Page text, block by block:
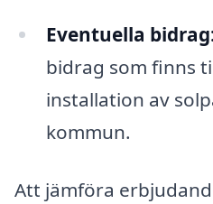
Eventuella
bidrag som finns
installation av
kommun.
Att jämföra